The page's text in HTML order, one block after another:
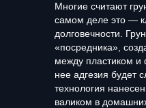
Многие считают
самом деле это —
долговечности.
«посредника»,
между пластиком
нее адгезия будет
технология
валиком в